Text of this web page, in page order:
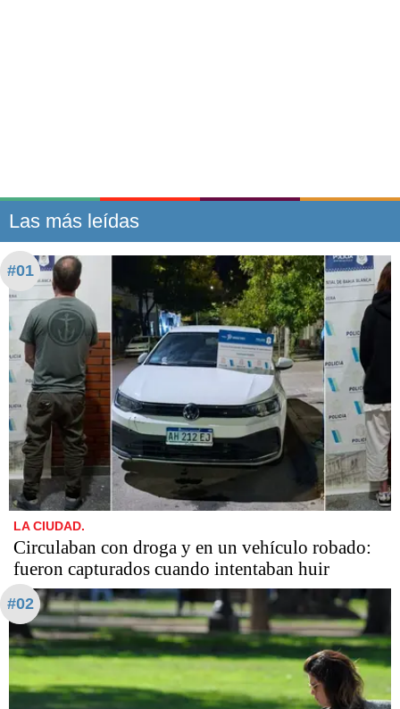
Las más leídas
#01
LA CIUDAD.
Circulaban con droga y en un vehículo robado:
fueron capturados cuando intentaban huir
#02